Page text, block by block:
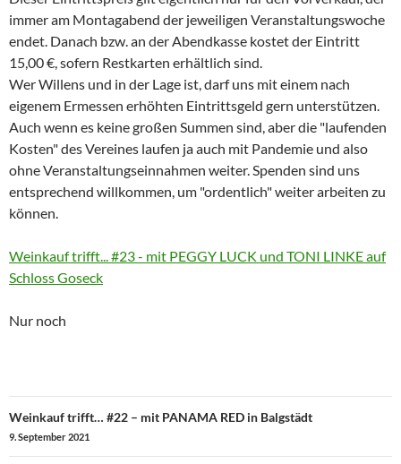
immer am Montagabend der jeweiligen Veranstaltungswoche
endet. Danach bzw. an der Abendkasse kostet der Eintritt
15,00 €, sofern Restkarten erhältlich sind.
Wer Willens und in der Lage ist, darf uns mit einem nach
eigenem Ermessen erhöhten Eintrittsgeld gern unterstützen.
Auch wenn es keine großen Summen sind, aber die "laufenden
Kosten" des Vereines laufen ja auch mit Pandemie und also
ohne Veranstaltungseinnahmen weiter. Spenden sind uns
entsprechend willkommen, um "ordentlich" weiter arbeiten zu
können.
More
information
Weinkauf trifft... #23 - mit PEGGY LUCK und TONI LINKE auf
Schloss Goseck
Nur noch
Beitragsnavigation
Weinkauf trifft… #22 – mit PANAMA RED in Balgstädt
9. September 2021